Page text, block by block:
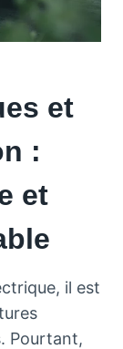
et
:
et
il est
Pourtant,